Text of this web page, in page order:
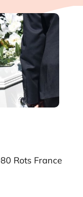
Rots France